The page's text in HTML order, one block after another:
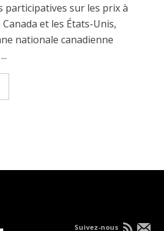
participatives sur les prix à
et les États-Unis,
nationale canadienne
Suivez-nous